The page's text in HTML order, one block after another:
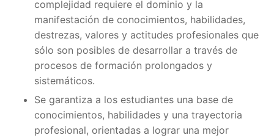
complejidad requiere el dominio y la
manifestación de conocimientos, habilidades,
destrezas, valores y actitudes profesionales que
sólo son posibles de desarrollar a través de
procesos de formación prolongados y
sistemáticos.
Se garantiza a los estudiantes una base de
conocimientos, habilidades y una trayectoria
profesional, orientadas a lograr una mejor